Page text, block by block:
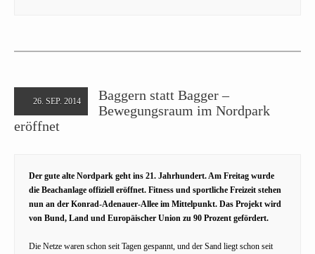
26. SEP. 2014
Baggern statt Bagger –
Bewegungsraum im Nordpark
eröffnet
Der gute alte Nordpark geht ins 21. Jahrhundert. Am Freitag wurde
die Beachanlage offiziell eröffnet. Fitness und sportliche Freizeit stehen
nun an der Konrad-Adenauer-Allee im Mittelpunkt. Das Projekt wird
von Bund, Land und Europäischer Union zu 90 Prozent gefördert.
Die Netze waren schon seit Tagen gespannt, und der Sand liegt schon seit